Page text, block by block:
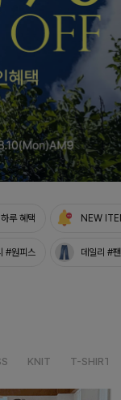
루 혜택 NEW
#원피스 데일리 #
KNIT T-SHIRT